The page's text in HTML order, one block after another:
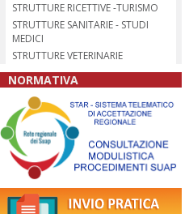
STRUTTURE RICETTIVE -TURISMO
STRUTTURE SANITARIE - STUDI
MEDICI
STRUTTURE VETERINARIE
NORMATIVA